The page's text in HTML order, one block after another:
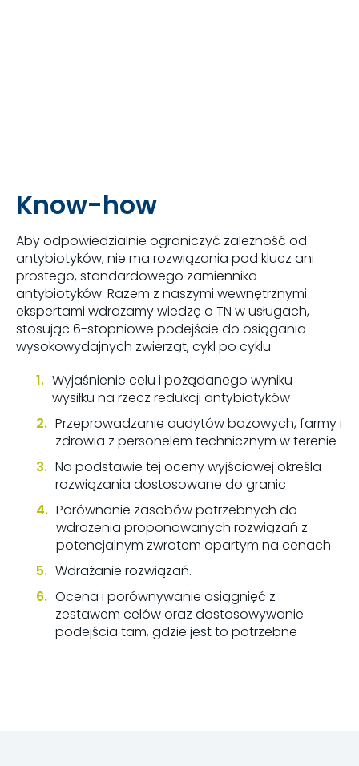
Know-how
Aby odpowiedzialnie ograniczyć zależność od
antybiotyków, nie ma rozwiązania pod klucz ani
prostego, standardowego zamiennika
antybiotyków. Razem z naszymi wewnętrznymi
ekspertami wdrażamy wiedzę o TN w usługach,
stosując 6-stopniowe podejście do osiągania
wysokowydajnych zwierząt, cykl po cyklu.
Wyjaśnienie celu i pożądanego wyniku
wysiłku na rzecz redukcji antybiotyków
Przeprowadzanie audytów bazowych, farmy i
zdrowia z personelem technicznym w terenie
Na podstawie tej oceny wyjściowej określa
rozwiązania dostosowane do granic
Porównanie zasobów potrzebnych do
wdrożenia proponowanych rozwiązań z
potencjalnym zwrotem opartym na cenach
Wdrażanie rozwiązań.
Ocena i porównywanie osiągnięć z
zestawem celów oraz dostosowywanie
podejścia tam, gdzie jest to potrzebne